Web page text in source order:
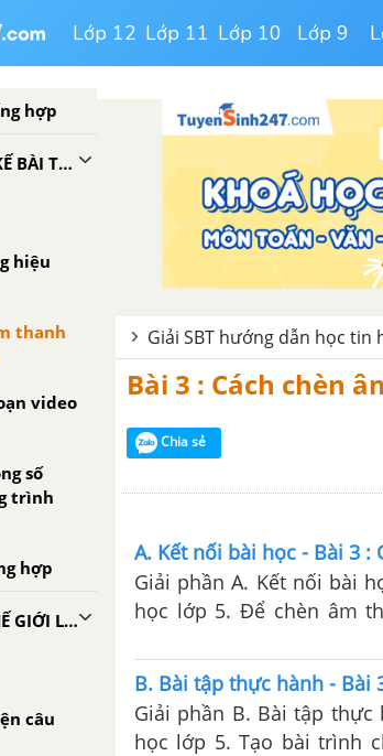
Lớp 12 Lớp 11 Lớp 10 Lớp 9
dạng
số trang
hợp
CHỦ ĐỀ 3 : TẠP THIẾT KẾ BÀI TRÌNH CHIẾU VỚI PHẦN MỀM POWERPOINT
hiệu
thanh
video
số
trình
hợp
CHỦ ĐỀ 4 : ĐẾN VỚI THẾ GIỚI LOGO
câu
Giải SBT hướng dẫn học tin
Bài 3 : Cách chèn
Chia sẻ
A. Kết nối bài học - Bài 3
Giải phần A. Kết nối bài
học lớp 5. Để chèn âm
B. Bài tập thực hành - Bài
Giải phần B. Bài tập thực hành bài 3 trang
học lớp 5. Tạo bài trình